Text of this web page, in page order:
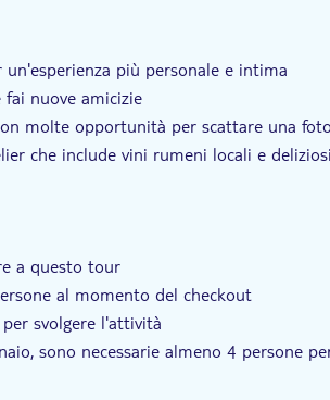
Union Square (Piata Unirii),
wine bar; un luogo intimo nel
un menu accuratamente
i sapori unici della cucina
più personale e intima
nuove amicizie
molte opportunità per scattare una
che include vini rumeni locali e
a questo tour
al momento del checkout
svolgere l'attività
sono necessarie almeno 4 persone
ti verrà offerta una data alternativa o